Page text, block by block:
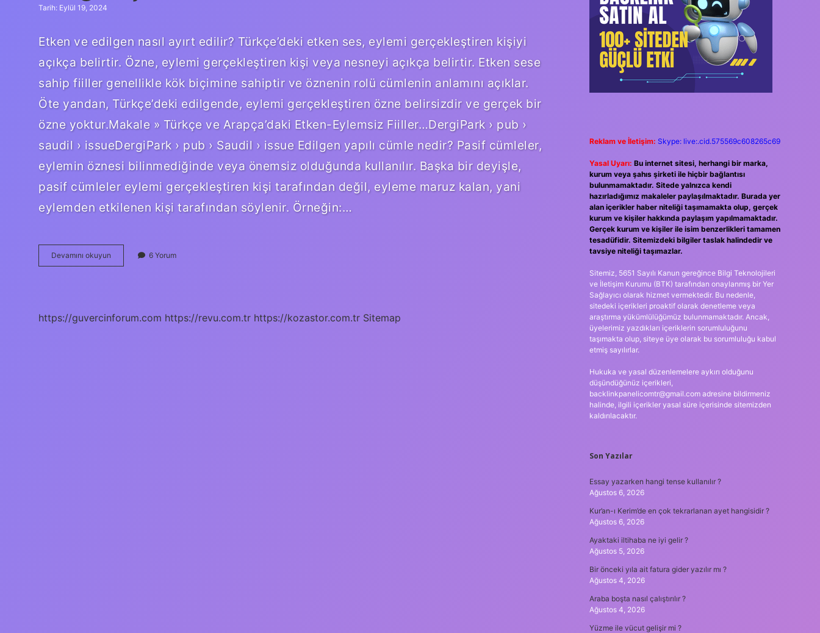
Tarih: Eylül 19, 2024
Etken ve edilgen nasıl ayırt edilir? Türkçe’deki etken ses, eylemi gerçekleştiren kişiyi
açıkça belirtir. Özne, eylemi gerçekleştiren kişi veya nesneyi açıkça belirtir. Etken sese
sahip fiiller genellikle kök biçimine sahiptir ve öznenin rolü cümlenin anlamını açıklar.
Öte yandan, Türkçe’deki edilgende, eylemi gerçekleştiren özne belirsizdir ve gerçek bir
özne yoktur.Makale » Türkçe ve Arapça’daki Etken-Eylemsiz Fiiller…DergiPark › pub ›
saudil › issueDergiPark › pub › Saudil › issue Edilgen yapılı cümle nedir? Pasif cümleler,
eylemin öznesi bilinmediğinde veya önemsiz olduğunda kullanılır. Başka bir deyişle,
pasif cümleler eylemi gerçekleştiren kişi tarafından değil, eyleme maruz kalan, yani
eylemden etkilenen kişi tarafından söylenir. Örneğin:…
Devamını okuyun
Çatı
6 Yorum
https://guvercinforum.com https://revu.com.tr https://kozastor.com.tr Sitemap
Reklam ve İletişim: Skype: live:.cid.575569c608265c69
Yasal Uyarı: Bu internet sitesi, herhangi bir marka,
kurum veya şahıs şirketi ile hiçbir bağlantısı
bulunmamaktadır. Sitede yalnızca kendi
hazırladığımız makaleler paylaşılmaktadır. Burada yer
alan içerikler haber niteliği taşımamakta olup, gerçek
kurum ve kişiler hakkında paylaşım yapılmamaktadır.
Gerçek kurum ve kişiler ile isim benzerlikleri tamamen
tesadüfidir. Sitemizdeki bilgiler taslak halindedir ve
tavsiye niteliği taşımazlar.
Sitemiz, 5651 Sayılı Kanun gereğince Bilgi Teknolojileri
ve İletişim Kurumu (BTK) tarafından onaylanmış bir Yer
Sağlayıcı olarak hizmet vermektedir. Bu nedenle,
sitedeki içerikleri proaktif olarak denetleme veya
araştırma yükümlülüğümüz bulunmamaktadır. Ancak,
üyelerimiz yazdıkları içeriklerin sorumluluğunu
taşımakta olup, siteye üye olarak bu sorumluluğu kabul
etmiş sayılırlar.
Hukuka ve yasal düzenlemelere aykırı olduğunu
düşündüğünüz içerikleri,
backlinkpanelicomtr@gmail.comadresine bildirmeniz
halinde, ilgili içerikler yasal süre içerisinde sitemizden
kaldırılacaktır.
Son Yazılar
Essay yazarken hangi tense kullanılır ?
Ağustos 6, 2026
Kur’an-ı Kerim’de en çok tekrarlanan ayet hangisidir ?
Ağustos 6, 2026
Ayaktaki iltihaba ne iyi gelir ?
Ağustos 5, 2026
Bir önceki yıla ait fatura gider yazılır mı ?
Ağustos 4, 2026
Araba boşta nasıl çalıştırılır ?
Ağustos 4, 2026
Yüzme ile vücut gelişir mi ?